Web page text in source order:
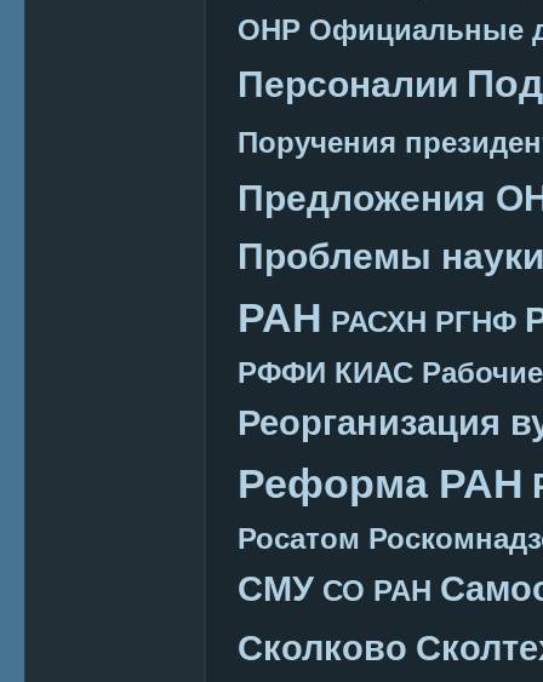
ОНР Официальные
Персоналии
Поручения
Предложения
Проблемы науки
РАН РАСХН РГНФ
РФФИ КИАС
Реорганизация
Реформа РАН
Росатом
СМУ СО РАН
Сколково